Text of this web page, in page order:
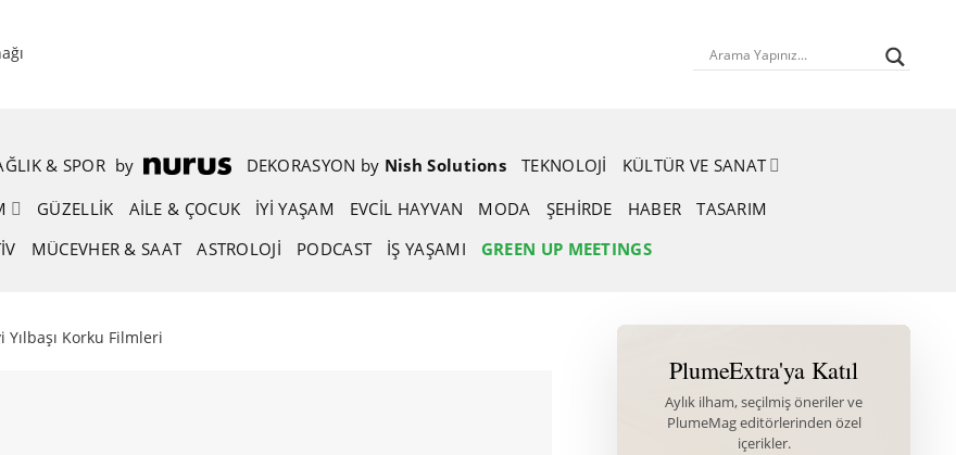
& SPOR by DEKORASYON by Nish Solutions TEKNOLOJI
KÜLTÜR VE SANAT
GÜZELLIK AİLE & ÇOCUK İYİ YAŞAM EVCIL HAYVAN MODA ŞEHIRDE HABER
TASARIM
MÜCEVHER & SAAT ASTROLOJI PODCAST İŞ YAŞAMI GREEN UP MEETINGS
Korku Filmleri
PlumeExtra'ya Katıl
Aylık ilham, seçilmiş öneriler ve
PlumeMag editörlerinden özel
içerikler.